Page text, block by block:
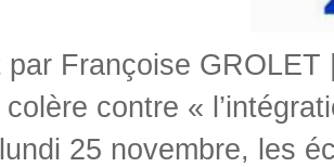
par Françoise
contre «
25 novembre, les